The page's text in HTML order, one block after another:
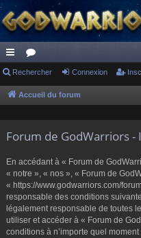
ac
co
ci
or
u
s
Rechercher Connexion
Accueil du forum
Forum de GodWarriors -
En accédant à « Forum de
« notre », « nos », « Forum de
« https://www.godwarriors.com/
responsable des conditions
légalement responsable de toutes
utiliser et accéder à « Forum de
conditions à n’importe quel